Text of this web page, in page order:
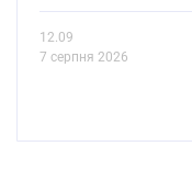
12.09
7 серпня 2026